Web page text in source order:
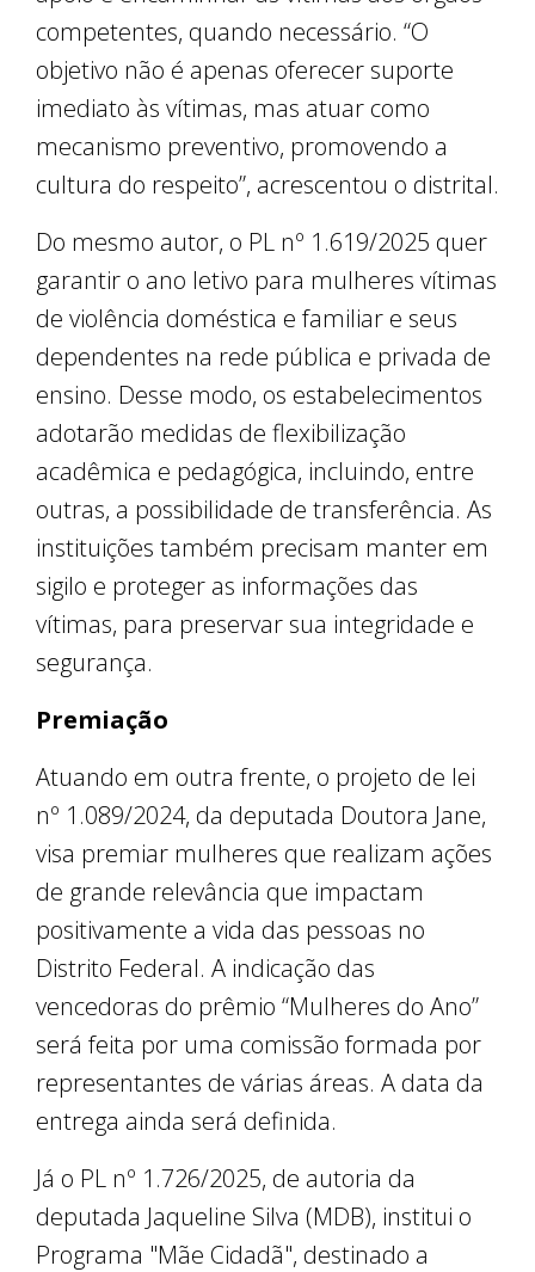
competentes, quando necessário. “O
objetivo não é apenas oferecer suporte
imediato às vítimas, mas atuar como
mecanismo preventivo, promovendo a
cultura do respeito”, acrescentou o distrital.
Do mesmo autor, o PL nº 1.619/2025 quer
garantir o ano letivo para mulheres vítimas
de violência doméstica e familiar e seus
dependentes na rede pública e privada de
ensino. Desse modo, os estabelecimentos
adotarão medidas de flexibilização
acadêmica e pedagógica, incluindo, entre
outras, a possibilidade de transferência. As
instituições também precisam manter em
sigilo e proteger as informações das
vítimas, para preservar sua integridade e
segurança.
Premiação
Atuando em outra frente, o projeto de lei
nº 1.089/2024, da deputada Doutora Jane,
visa premiar mulheres que realizam ações
de grande relevância que impactam
positivamente a vida das pessoas no
Distrito Federal. A indicação das
vencedoras do prêmio “Mulheres do Ano”
será feita por uma comissão formada por
representantes de várias áreas. A data da
entrega ainda será definida.
Já o PL nº 1.726/2025, de autoria da
deputada Jaqueline Silva (MDB), institui o
Programa "Mãe Cidadã", destinado a